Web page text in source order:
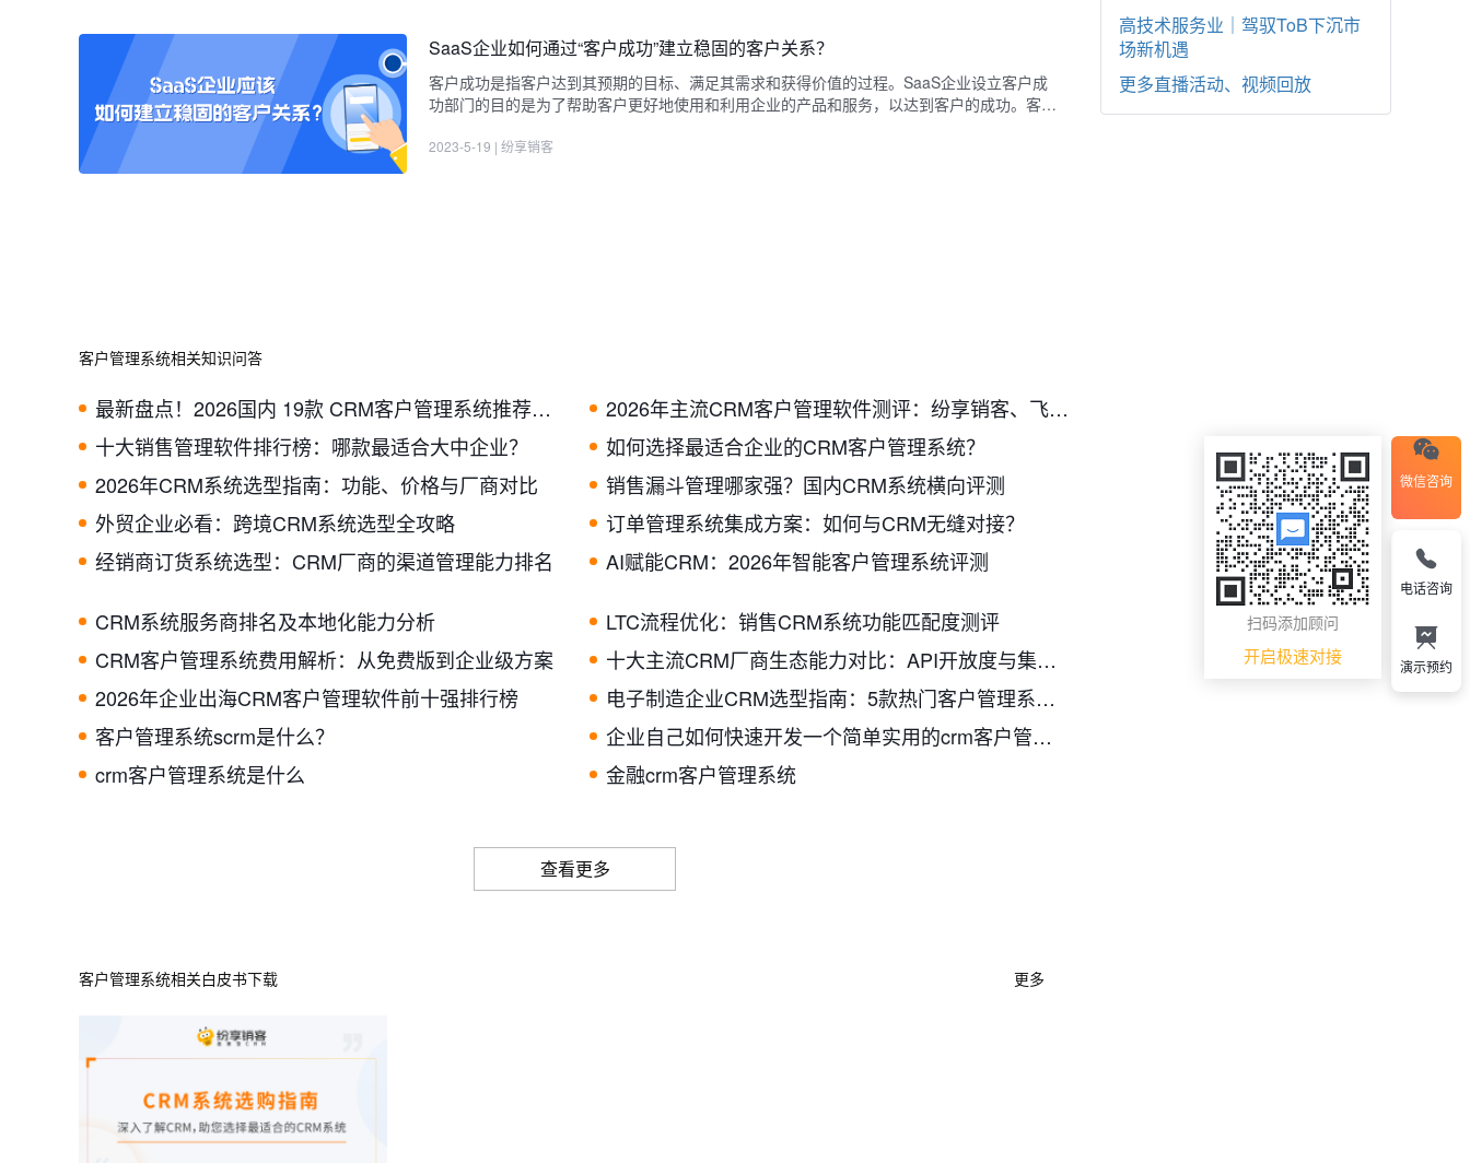
SaaS企业如何通过“客户成功”建立稳固的客户关系？
客户成功是指客户达到其预期的目标、满足其需求和获得价值的过程。SaaS企业设立客户成
功部门的目的是为了帮助客户更好地使用和利用企业的产品和服务，以达到客户的成功。客…
2023-5-19 | 纷享销客
客户管理系统相关知识问答
最新盘点！2026国内 19款 CRM客户管理系统推荐（附对比图）
2026年主流CRM客户管理软件测评：纷享销客、飞书、Oracle等4款产品对比
十大销售管理软件排行榜：哪款最适合大中企业？
如何选择最适合企业的CRM客户管理系统？
2026年CRM系统选型指南：功能、价格与厂商对比
销售漏斗管理哪家强？国内CRM系统横向评测
外贸企业必看：跨境CRM系统选型全攻略
订单管理系统集成方案：如何与CRM无缝对接？
经销商订货系统选型：CRM厂商的渠道管理能力排名
AI赋能CRM：2026年智能客户管理系统评测
CRM系统服务商排名及本地化能力分析
LTC流程优化：销售CRM系统功能匹配度测评
CRM客户管理系统费用解析：从免费版到企业级方案
十大主流CRM厂商生态能力对比：API开放度与集成难度
2026年企业出海CRM客户管理软件前十强排行榜
电子制造企业CRM选型指南：5款热门客户管理系统对比分析（2026）
客户管理系统scrm是什么？
企业自己如何快速开发一个简单实用的crm客户管理系统?
crm客户管理系统是什么
金融crm客户管理系统
查看更多
客户管理系统相关白皮书下载 更多
高技术服务业｜驾驭ToB下沉市
场新机遇
更多直播活动、视频回放
微信咨询
扫码添加顾问
开启极速对接
电话咨询
演示预约